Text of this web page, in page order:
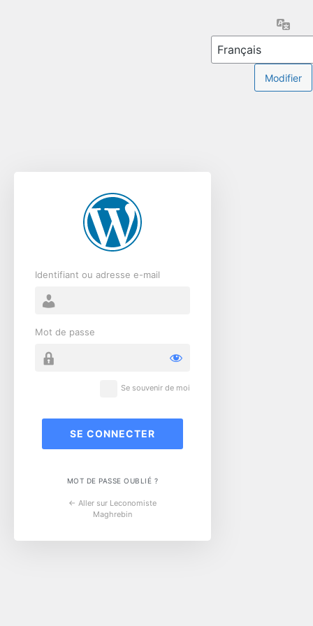
Identifiant ou adresse e-mail
Mot de passe
Se souvenir de moi
MOT DE PASSE OUBLIÉ ?
← Aller sur Leconomiste
Maghrebin